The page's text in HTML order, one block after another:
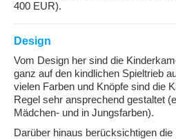
400 EUR).
Design
Vom Design her sind die
ganz auf den kindlichen Spieltrieb
vielen Farben und Knöpfe sind die
Regel sehr ansprechend gestaltet
Mädchen- und in Jungsfarben).
Darüber hinaus berücksichtigen